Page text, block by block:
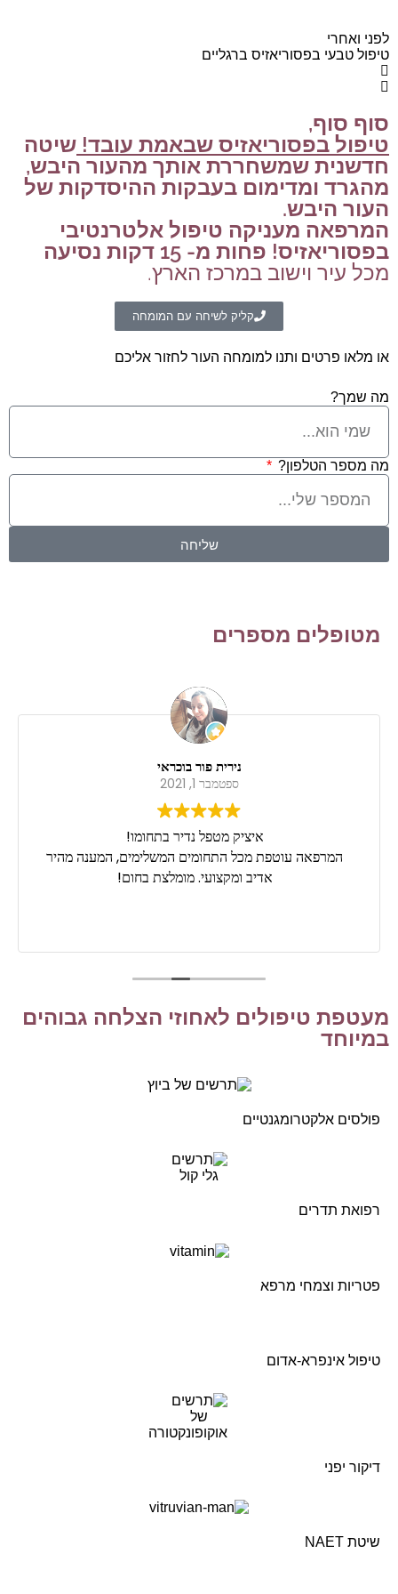
לפני ואחרי
טיפול טבעי בפסוריאזיס ברגליים
סוף סוף,
טיפול בפסוריאזיס שבאמת עובד! שיטה
חדשנית שמשחררת אותך מהעור היבש,
מהגרד ומדימום בעבקות ההיסדקות של
העור היבש.
המרפאה מעניקה טיפול אלטרנטיבי
בפסוריאזיס! פחות מ- 15 דקות נסיעה
מכל עיר וישוב במרכז הארץ.
קליק לשיחה עם המומחה
או מלאו פרטים ותנו למומחה העור לחזור אליכם
מה שמך?
מה מספר הטלפון?
שליחה
מטופלים מספרים
נירית פור בוכראי
ספטמבר 1, 2021
איציק מטפל נדיר בתחומו!
המרפאה עוטפת מכל התחומים המשלימים, המענה מהיר
אדיב ומקצועי. מומלצת בחום!
מעטפת טיפולים לאחוזי הצלחה גבוהים
במיוחד
פולסים אלקטרומגנטיים
רפואת תדרים
פטריות וצמחי מרפא
טיפול אינפרא-אדום
דיקור יפני
שיטת NAET